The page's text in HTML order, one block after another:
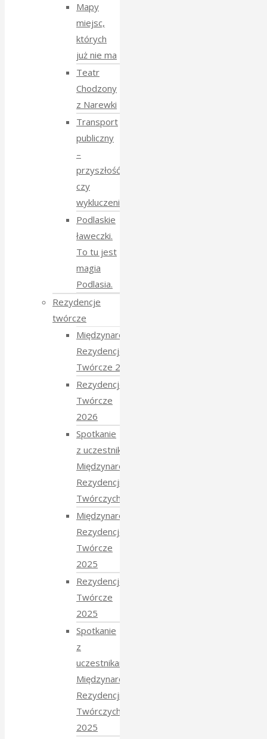
Mapy
miejsc,
których
już nie ma
Teatr
Chodzony
z Narewki
Transport
publiczny
–
przyszłość
czy
wykluczenie?
Podlaskie
ławeczki.
To tu jest
magia
Podlasia.
Rezydencje
twórcze
Międzynarodowe
Rezydencje
Twórcze 2026
Rezydencje
Twórcze
2026
Spotkanie
z uczestnikami
Międzynarodowych
Rezydencji
Twórczych 2026
Międzynarodowe
Rezydencje
Twórcze
2025
Rezydencje
Twórcze
2025
Spotkanie
z
uczestnikami
Międzynarodowych
Rezydencji
Twórczych
2025